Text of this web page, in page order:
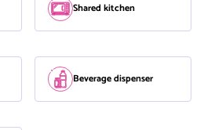
Shared kitchen
Beverage dispenser